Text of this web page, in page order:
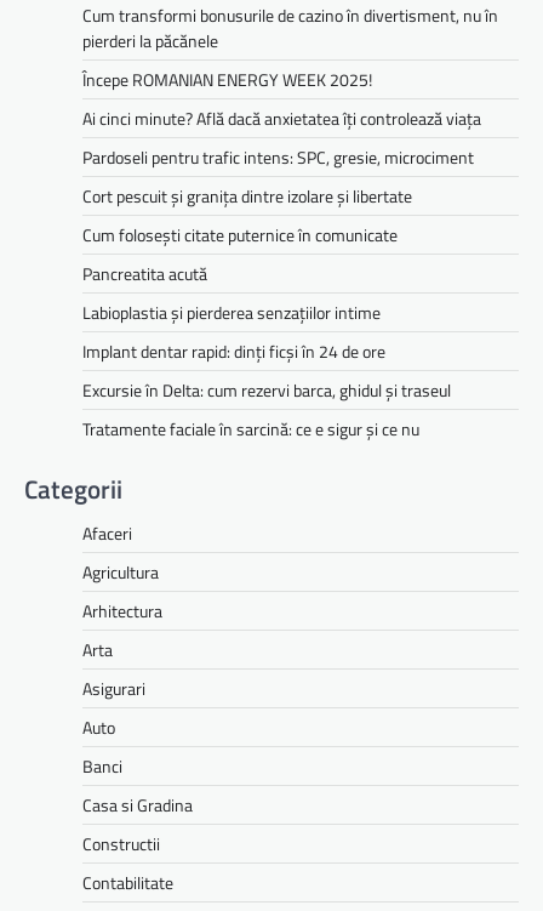
Cum transformi bonusurile de cazino în divertisment, nu în
pierderi la păcănele
Începe ROMANIAN ENERGY WEEK 2025!
Ai cinci minute? Află dacă anxietatea îți controlează viața
Pardoseli pentru trafic intens: SPC, gresie, microciment
Cort pescuit și granița dintre izolare și libertate
Cum folosești citate puternice în comunicate
Pancreatita acută
Labioplastia și pierderea senzațiilor intime
Implant dentar rapid: dinți ficși în 24 de ore
Excursie în Delta: cum rezervi barca, ghidul și traseul
Tratamente faciale în sarcină: ce e sigur și ce nu
Categorii
Afaceri
Agricultura
Arhitectura
Arta
Asigurari
Auto
Banci
Casa si Gradina
Constructii
Contabilitate